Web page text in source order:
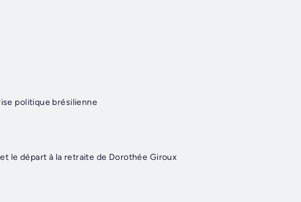
politique brésilienne
le départ à la retraite de Dorothée Giroux